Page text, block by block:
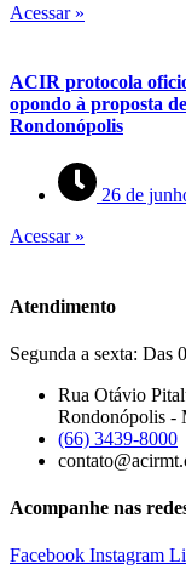
Acessar »
ACIR protocola
opondo à proposta
Rondonópolis
26 de
Acessar »
Atendimento
Segunda a sexta: Das
Rua Otávio
Rondonópolis -
(66) 3439-8000
Acompanhe nas
Facebook Instagram